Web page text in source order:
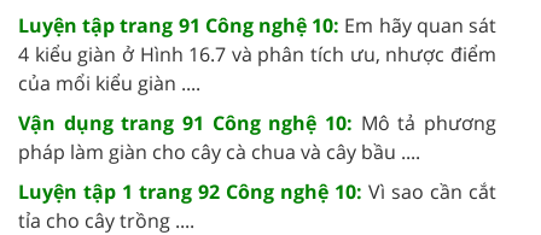
Luyện tập trang 91 Công nghệ 10: Em hãy quan sát
4 kiểu giàn ở Hình 16.7 và phân tích ưu, nhược điểm
của mổi kiểu giàn ....
Vận dụng trang 91 Công nghệ 10: Mô tả phương
pháp làm giàn cho cây cà chua và cây bầu ....
Luyện tập 1 trang 92 Công nghệ 10: Vì sao cần cắt
tỉa cho cây trồng ....